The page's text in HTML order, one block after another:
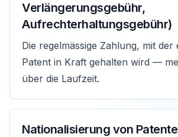
Verlängerungsgebühr,
Aufrechterhaltungsgebühr)
Die regelmässige Zahlung, mit der
Patent in Kraft gehalten wird —
über die Laufzeit.
Nationalisierung von